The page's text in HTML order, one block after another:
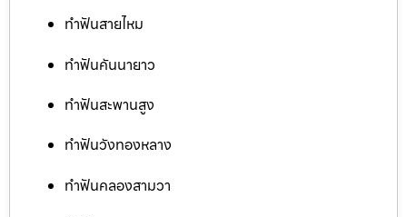
ทำฟันสายไหม
ทำฟันคันนายาว
ทำฟันสะพานสูง
ทำฟันวังทองหลาง
ทำฟันคลองสามวา